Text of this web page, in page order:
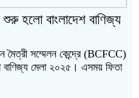
হলো বাংলাদেশ বাণিজ্য
মৈত্রী সম্মেলন কেন্দ্রে (BCFCC)
বাণিজ্য মেলা ২০২৫। এসময় ফিতা